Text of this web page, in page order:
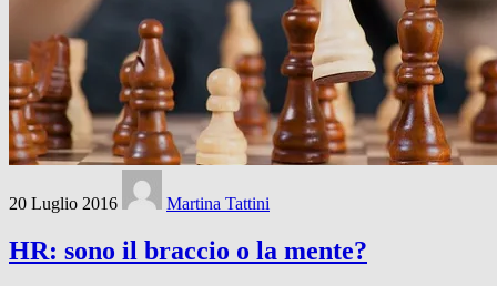
20 Luglio 2016 Martina Tattini
HR: sono il braccio o la mente?